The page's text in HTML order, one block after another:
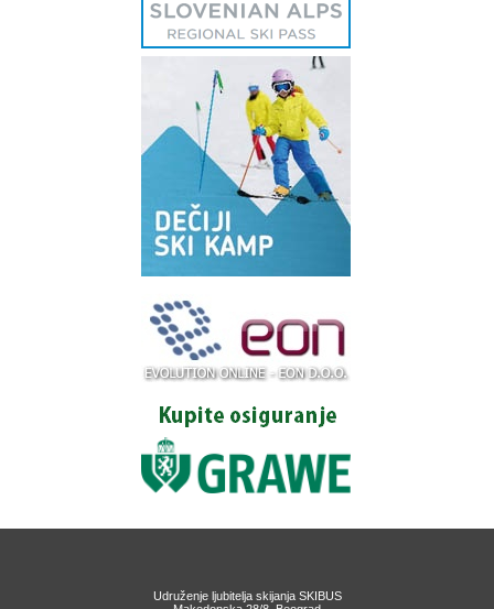
Udruženje ljubitelja skijanja SKIBUS